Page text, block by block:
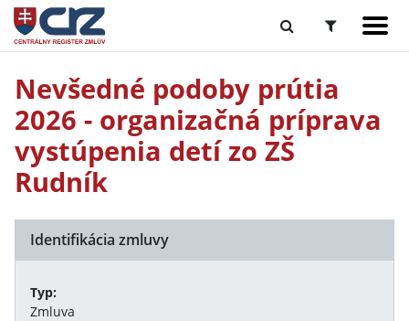
Nevšedné podoby prútia
2026 - organizačná príprava
vystúpenia detí zo ZŠ
Rudník
Identifikácia zmluvy
Typ:
Zmluva